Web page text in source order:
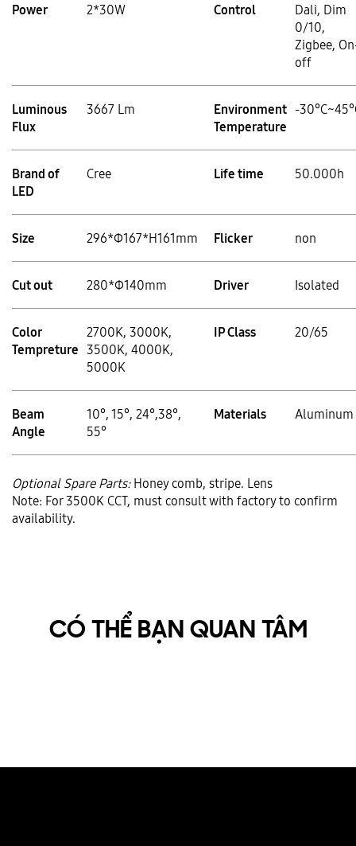
Power 2*30W Control
Dali, Dim
0/10,
Zigbee,
off
Luminous
Flux
3667 Lm
Environment
Temperature
-
Brand of
LED
Cree Life time 50.000h
Size 296*Φ167*H161mm Flicker non
Cut out 280*Φ140mm Driver Isolated
Color
Tempreture
2700K, 3000K,
3500K, 4000K,
5000K
IP Class 20/65
Beam
Angle
10°, 15°, 24°,38°,
55°
Materials Aluminum
Optional Spare Parts:Honey comb, stripe. Lens
Note: For 3500K CCT, must consult with factory to confirm
availability.
CÓ THỂ BẠN QUAN TÂM